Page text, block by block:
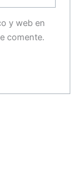
y web en
comente.